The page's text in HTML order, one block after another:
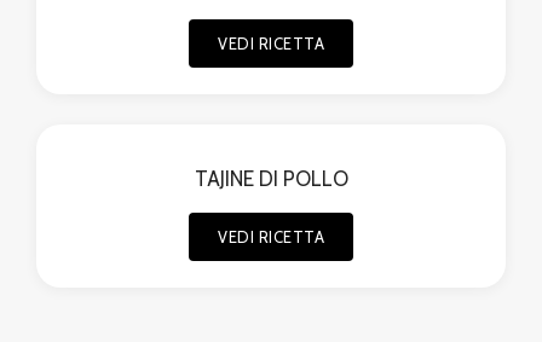
VEDI RICETTA
TAJINE DI POLLO
VEDI RICETTA